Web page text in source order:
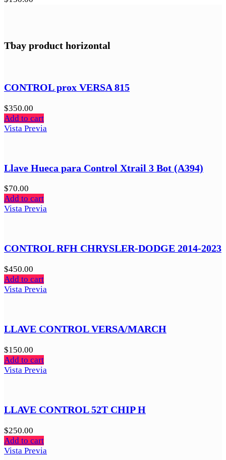
Tbay product horizontal
CONTROL prox VERSA 815
$350.00
Add to cart
Vista Previa
Llave Hueca para Control Xtrail 3 Bot (A394)
$70.00
Add to cart
Vista Previa
CONTROL RFH CHRYSLER-DODGE 2014-2023
$450.00
Add to cart
Vista Previa
LLAVE CONTROL VERSA/MARCH
$150.00
Add to cart
Vista Previa
LLAVE CONTROL 52T CHIP H
$250.00
Add to cart
Vista Previa